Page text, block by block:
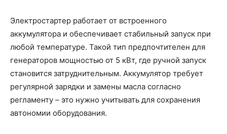
Электростартер работает от встроенного
аккумулятора и обеспечивает стабильный запуск при
любой температуре. Такой тип предпочтителен для
генераторов мощностью от 5 кВт, где ручной запуск
становится затруднительным. Аккумулятор требует
регулярной зарядки и замены масла согласно
регламенту – это нужно учитывать для сохранения
автономии оборудования.